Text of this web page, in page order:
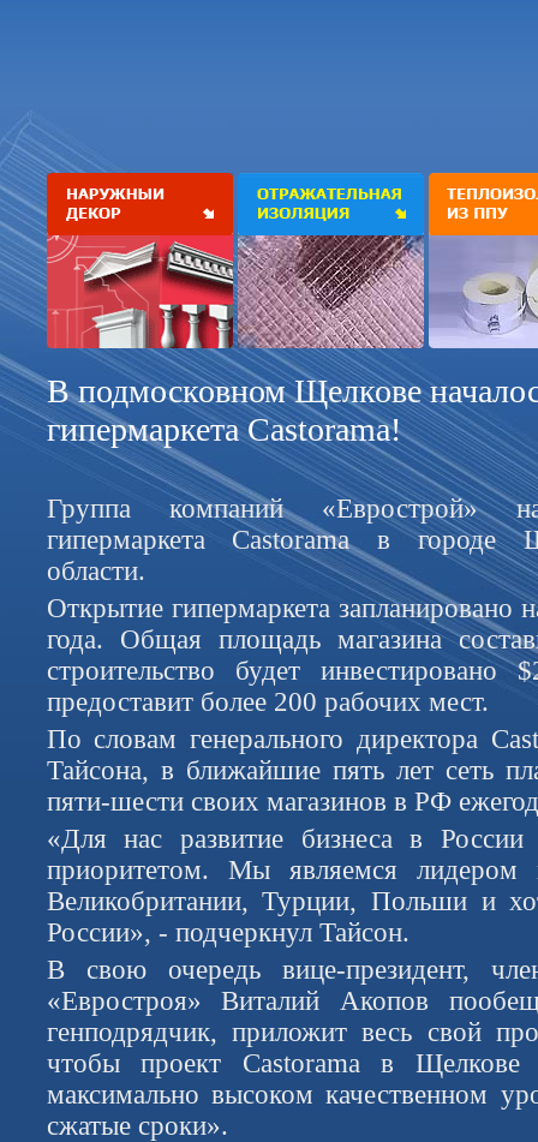
В подмосковном Щелкове
гипермаркета Castorama!
Группа компаний «Еврострой»
гипермаркета Castorama в городе
области.
Открытие гипермаркета запланировано
года. Общая площадь магазина
строительство будет инвестировано
предоставит более 200 рабочих мест.
По словам генерального директора
Тайсона, в ближайшие пять лет сеть
пяти-шести своих магазинов в РФ
«Для нас развитие бизнеса в России
приоритетом. Мы являемся
Великобритании, Турции, Польши и
России», - подчеркнул Тайсон.
В свою очередь вице-президент,
«Евростроя» Виталий Акопов
генподрядчик, приложит весь свой
чтобы проект Castorama в Щелкове
максимально высоком качественном
сжатые сроки».